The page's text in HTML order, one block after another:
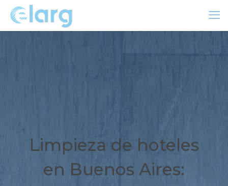
Limpieza de hoteles
en Buenos Aires: